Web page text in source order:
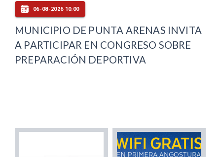
06-08-2026 10:00
MUNICIPIO DE PUNTA ARENAS INVITA
A PARTICIPAR EN CONGRESO SOBRE
PREPARACIÓN DEPORTIVA